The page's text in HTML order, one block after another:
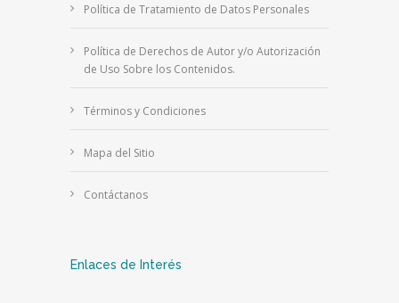
Política de Tratamiento de Datos Personales
Política de Derechos de Autor y/o Autorización
de Uso Sobre los Contenidos.
Términos y Condiciones
Mapa del Sitio
Contáctanos
Enlaces de Interés